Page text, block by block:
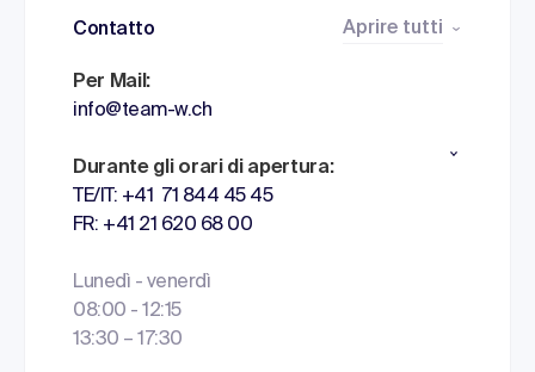
Contatto Aprire tutti
Per Mail:
info@team-w.ch
Durante gli orari di apertura:
TE/IT: +41 71 844 45 45
FR: +41 21 620 68 00
Lunedì - venerdì
08:00 - 12:15
13:30 – 17:30